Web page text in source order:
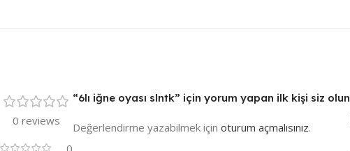
0 reviews
0
“6lı iğne oyası slntk” için yorum yapan ilk kişi siz olun
Değerlendirme yazabilmek için oturum açmalısınız.